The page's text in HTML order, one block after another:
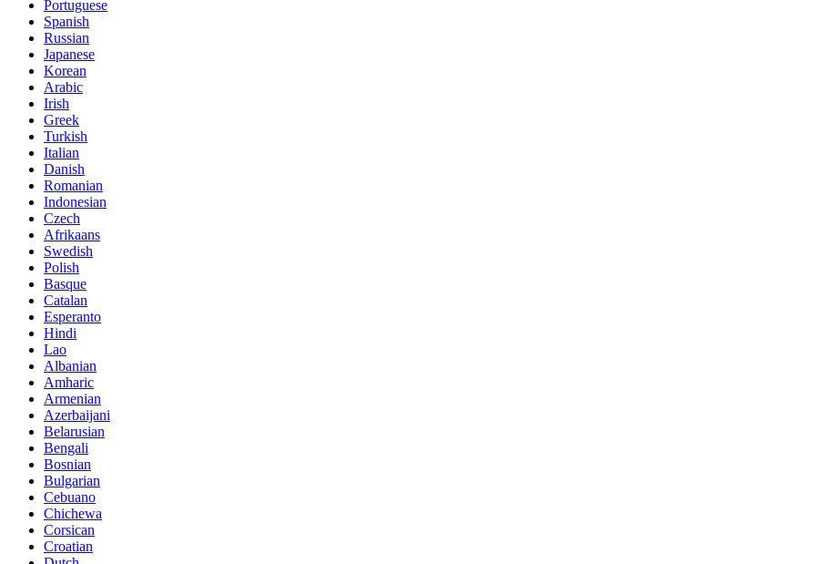
Portuguese
Spanish
Russian
Japanese
Korean
Arabic
Irish
Greek
Turkish
Italian
Danish
Romanian
Indonesian
Czech
Afrikaans
Swedish
Polish
Basque
Catalan
Esperanto
Hindi
Lao
Albanian
Amharic
Armenian
Azerbaijani
Belarusian
Bengali
Bosnian
Bulgarian
Cebuano
Chichewa
Corsican
Croatian